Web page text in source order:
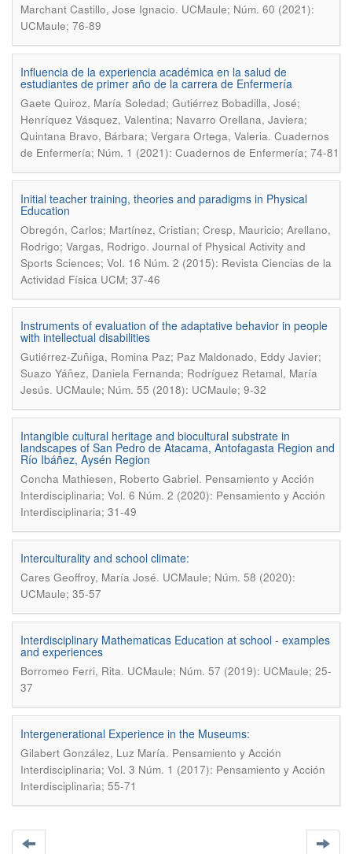
Marchant Castillo, Jose Ignacio. UCMaule; Núm. 60 (2021):
UCMaule; 76-89
Influencia de la experiencia académica en la salud de
estudiantes de primer año de la carrera de Enfermería
Gaete Quiroz, María Soledad; Gutiérrez Bobadilla, José;
Henríquez Vásquez, Valentina; Navarro Orellana, Javiera;
Quintana Bravo, Bárbara; Vergara Ortega, Valeria. Cuadernos
de Enfermería; Núm. 1 (2021): Cuadernos de Enfermería; 74-81
Initial teacher training, theories and paradigms in Physical
Education
Obregón, Carlos; Martínez, Cristian; Cresp, Mauricio; Arellano,
Rodrigo; Vargas, Rodrigo. Journal of Physical Activity and
Sports Sciences; Vol. 16 Núm. 2 (2015): Revista Ciencias de la
Actividad Física UCM; 37-46
Instruments of evaluation of the adaptative behavior in people
with intellectual disabilities
Gutiérrez-Zuñiga, Romina Paz; Paz Maldonado, Eddy Javier;
Suazo Yáñez, Daniela Fernanda; Rodríguez Retamal, María
Jesús. UCMaule; Núm. 55 (2018): UCMaule; 9-32
Intangible cultural heritage and biocultural substrate in
landscapes of San Pedro de Atacama, Antofagasta Region and
Río Ibáñez, Aysén Region
Concha Mathiesen, Roberto Gabriel. Pensamiento y Acción
Interdisciplinaria; Vol. 6 Núm. 2 (2020): Pensamiento y Acción
Interdisciplinaria; 31-49
Interculturality and school climate:
Cares Geoffroy, María José. UCMaule; Núm. 58 (2020):
UCMaule; 35-57
Interdisciplinary Mathematicas Education at school - examples
and experiences
Borromeo Ferri, Rita. UCMaule; Núm. 57 (2019): UCMaule; 25-
37
Intergenerational Experience in the Museums:
Gilabert González, Luz María. Pensamiento y Acción
Interdisciplinaria; Vol. 3 Núm. 1 (2017): Pensamiento y Acción
Interdisciplinaria; 55-71